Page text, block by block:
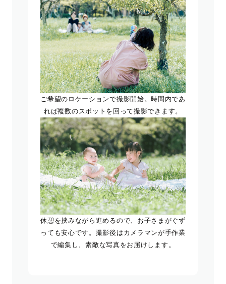
ご希望のロケーションで撮影開始。時間内であ
れば複数のスポットを回って撮影できます。
休憩を挟みながら進めるので、お子さまがぐず
っても安心です。撮影後はカメラマンが手作業
で編集し、素敵な写真をお届けします。